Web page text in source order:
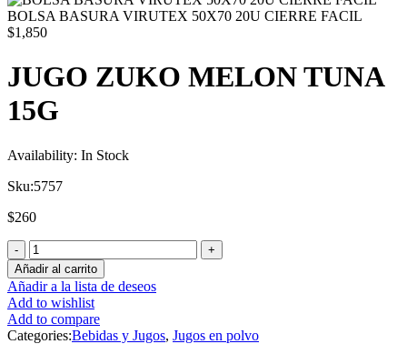
BOLSA BASURA VIRUTEX 50X70 20U CIERRE FACIL
$1,850
JUGO ZUKO MELON TUNA
15G
Availability: In Stock
Sku:5757
$260
Añadir al carrito
Añadir a la lista de deseos
Add to wishlist
Add to compare
Categories:Bebidas y Jugos, Jugos en polvo